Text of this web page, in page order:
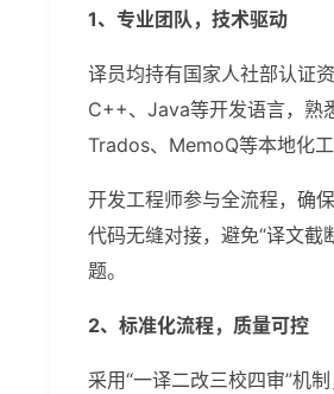
1、专业团队，技术驱动
译员均持有国家人社部认证
C++、Java等开发语言，熟
Trados、MemoQ等本地化工
开发工程师参与全流程，确
代码无缝对接，避免“译文截
题。
2、标准化流程，质量可控
采用“一译二改三校四审”机